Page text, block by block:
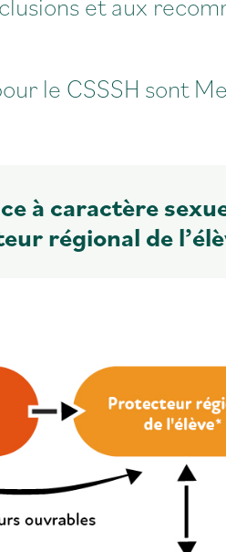
le CSSSH sont
à caractère
régional de